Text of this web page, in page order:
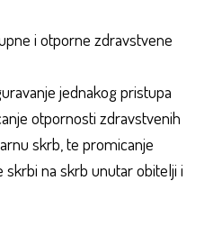
i otporne zdravstvene
jednakog pristupa
otpornosti zdravstvenih
skrb, te promicanje
na skrb unutar obitelji i